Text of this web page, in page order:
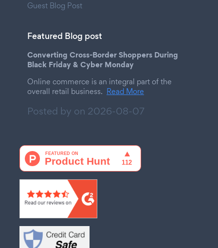
Guest Blog Post
Featured Blog post
Converting Cross-Border Shoppers During
Black Friday & Cyber Monday
Online commerce is an integral part of the
overall retail business. Read More
Posted by on 2026-08-07